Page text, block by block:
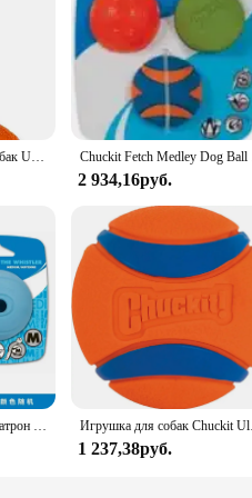
Чакнит! Игрушка для собак Ultra Tug, игрушка для буксировки мяча для фехтча и собак для собак
2 934,16руб.
Резиновый шариковый патрон petmate, классический пинбол, игрушка для домашних животных, игрушка для собак, жевательное устройство для прорезывания зубов, Интерактивная Голосовая Прогулка собак
1 237,38руб.